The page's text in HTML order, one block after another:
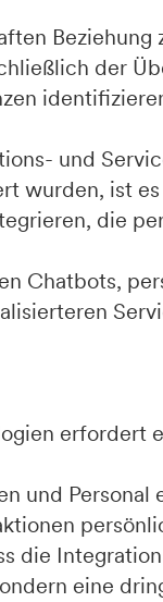
der
und
wurden, ist
die
Chatbots,
erfordert
und
die
eine